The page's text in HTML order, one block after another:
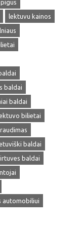
lektuvu kainos
baldai
baldai
bilietai
baldai
baldai
automobiliui